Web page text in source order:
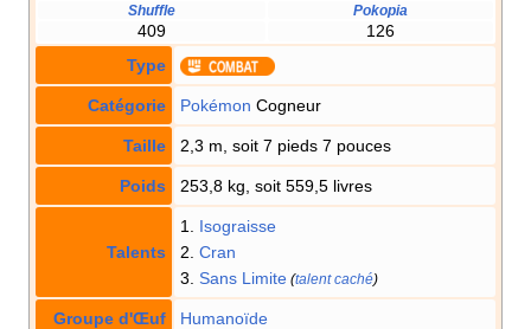
Shuffle Pokopia
409
126
Type
Catégorie Pokémon Cogneur
Taille 2,3 m, soit 7 pieds 7 pouces
Poids 253,8 kg, soit 559,5 livres
Talents
1. Isograisse
2. Cran
3. Sans Limite (talent caché)
Groupe d'Œuf Humanoïde